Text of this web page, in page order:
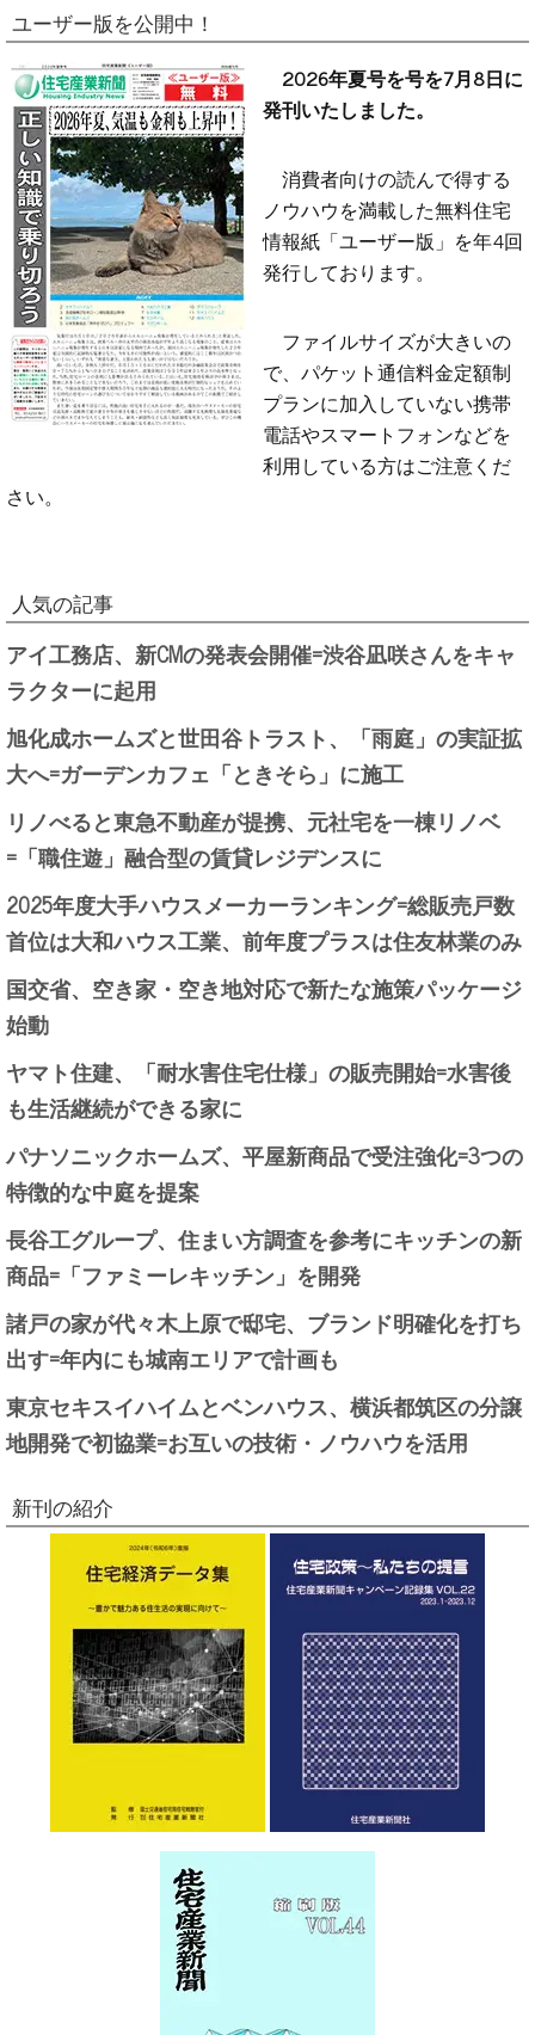
ユーザー版を公開中！
2026年夏号を号を7月8日に
発刊いたしました。
消費者向けの読んで得する
ノウハウを満載した無料住宅
情報紙「ユーザー版」を年4回
発行しております。
ファイルサイズが大きいの
で、パケット通信料金定額制
プランに加入していない携帯
電話やスマートフォンなどを
利用している方はご注意くだ
さい。
人気の記事
アイ工務店、新CMの発表会開催=渋谷凪咲さんをキャ
ラクターに起用
旭化成ホームズと世田谷トラスト、「雨庭」の実証拡
大へ=ガーデンカフェ「ときそら」に施工
リノべると東急不動産が提携、元社宅を一棟リノベ
=「職住遊」融合型の賃貸レジデンスに
2025年度大手ハウスメーカーランキング=総販売戸数
首位は大和ハウス工業、前年度プラスは住友林業のみ
国交省、空き家・空き地対応で新たな施策パッケージ
始動
ヤマト住建、「耐水害住宅仕様」の販売開始=水害後
も生活継続ができる家に
パナソニックホームズ、平屋新商品で受注強化=3つの
特徴的な中庭を提案
長谷工グループ、住まい方調査を参考にキッチンの新
商品=「ファミーレキッチン」を開発
諸戸の家が代々木上原で邸宅、ブランド明確化を打ち
出す=年内にも城南エリアで計画も
東京セキスイハイムとベンハウス、横浜都筑区の分譲
地開発で初協業=お互いの技術・ノウハウを活用
新刊の紹介